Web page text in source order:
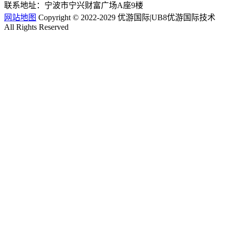
联系地址：宁波市宁兴财富广场A座9楼
网站地图 Copyright © 2022-2029 优游国际|UB8优游国际技术
All Rights Reserved